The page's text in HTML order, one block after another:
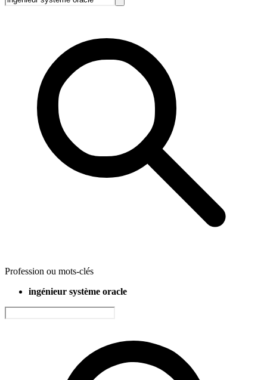
Profession ou mots-clés
ingénieur système oracle